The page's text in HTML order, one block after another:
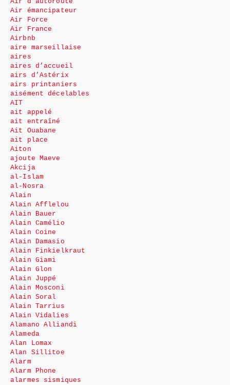
Air émancipateur
Air Force
Air France
Airbnb
aire marseillaise
aires
aires d’accueil
airs d’Astérix
airs printaniers
aisément décelables
AIT
ait appelé
ait entraîné
Ait Ouabane
ait place
Aiton
ajoute Maeve
Akcija
al-Islam
al-Nosra
Alain
Alain Afflelou
Alain Bauer
Alain Camélio
Alain Coine
Alain Damasio
Alain Finkielkraut
Alain Giami
Alain Glon
Alain Juppé
Alain Mosconi
Alain Soral
Alain Tarrius
Alain Vidalies
Alamano Alliandi
Alameda
Alan Lomax
Alan Sillitoe
Alarm
Alarm Phone
alarmes sismiques